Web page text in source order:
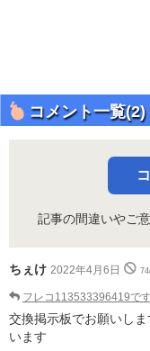
コメント一覧(2)
記事の間違いやご
ちぇけ 2022年4月6日
フレコ113533396419です
交換掲示板でお願いし
います